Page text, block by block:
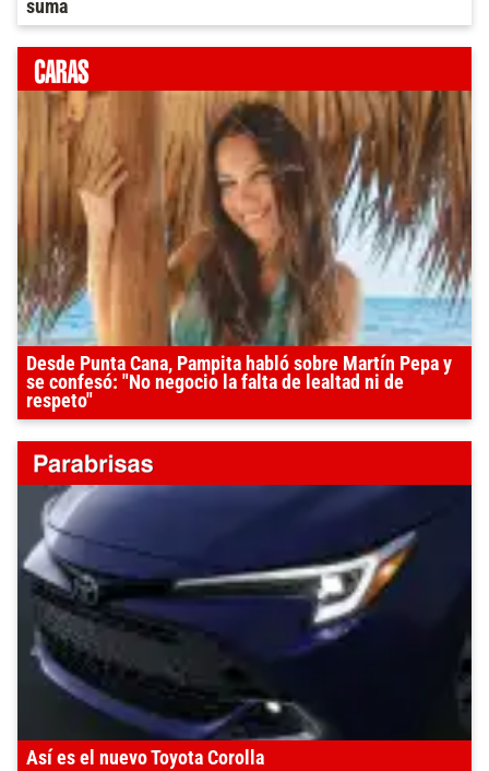
suma
Desde Punta Cana, Pampita habló sobre Martín Pepa y
se confesó: "No negocio la falta de lealtad ni de
respeto"
Así es el nuevo Toyota Corolla